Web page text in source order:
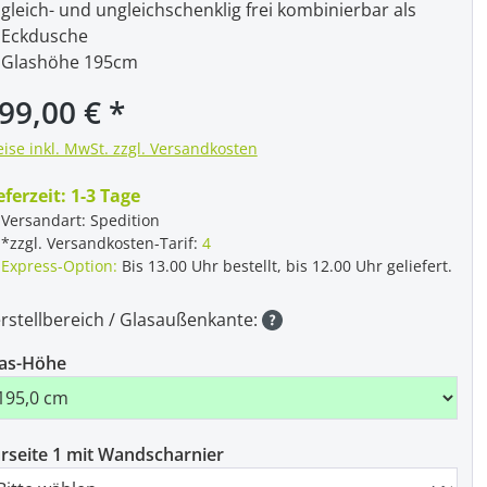
Preis:
€
inkl. MwSt. zzgl. Versandkosten
1-3 Tage
Versandart: Spedition
*zzgl. Versandkosten-Tarif:4
Express-Option: Bis 13.00 Uhr bestellt, bis 12.00 Uhr geliefert.
gleich- und ungleichschenklig frei kombinierbar als
Eckdusche
Glashöhe 195cm
/ Glasaußenkante:
Höhe
1 mit Wandscharnier